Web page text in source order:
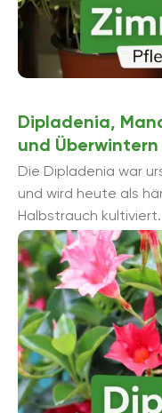
Dipladenia,
und
Die Dipladenia war
und wird heute als
Halbstrauch
Dauerblüher ist
vorwiegend als ...